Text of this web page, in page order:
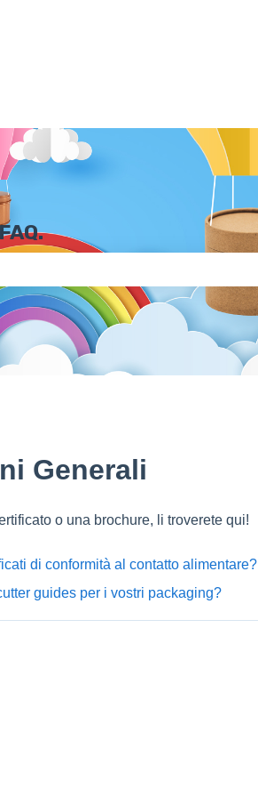
Generali
o una brochure, li troverete qui!
di conformità al contatto alimentare?
guides per i vostri packaging?